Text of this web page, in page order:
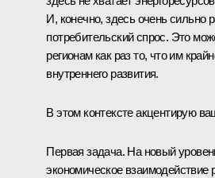
И, конечно, здесь очень сильно
потребительский спрос. Это
регионам как раз то, что им
внутреннего развития.
В этом контексте акцентирую
Первая задача. На новый
экономическое взаимодействие